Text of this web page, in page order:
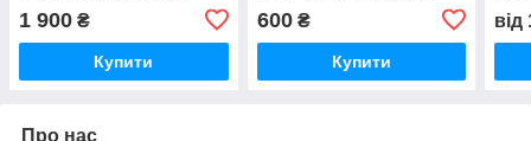
1 900 ₴
Купити
600₴
Купити
від
Про нас